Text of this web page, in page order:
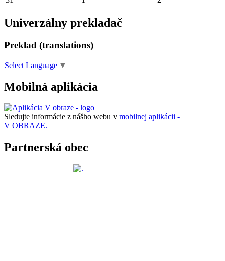
Univerzálny prekladač
Preklad (translations)
Select Language ▼
Mobilná aplikácia
Sledujte informácie z nášho webu v mobilnej aplikácii -
V OBRAZE.
Partnerská obec